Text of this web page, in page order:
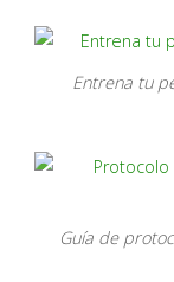
Entrena tu
Guía de